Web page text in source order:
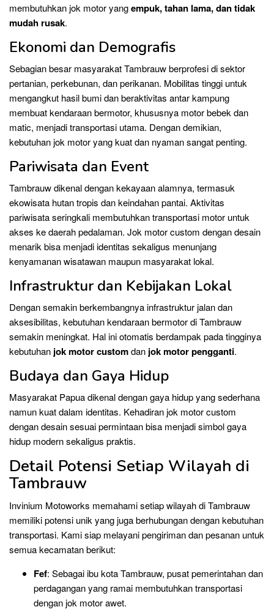
membutuhkan jok motor yangempuk, tahan lama, dan tidak
mudah rusak.
Ekonomi dan Demografis
Sebagian besar masyarakat Tambrauw berprofesi di sektor
pertanian, perkebunan, dan perikanan. Mobilitas tinggi untuk
mengangkut hasil bumi dan beraktivitas antar kampung
membuat kendaraan bermotor, khususnya motor bebek dan
matic, menjadi transportasi utama. Dengan demikian,
kebutuhan jok motor yang kuat dan nyaman sangat penting.
Pariwisata dan Event
Tambrauw dikenal dengan kekayaan alamnya, termasuk
ekowisata hutan tropis dan keindahan pantai. Aktivitas
pariwisata seringkali membutuhkan transportasi motor untuk
akses ke daerah pedalaman. Jok motor custom dengan desain
menarik bisa menjadi identitas sekaligus menunjang
kenyamanan wisatawan maupun masyarakat lokal.
Infrastruktur dan Kebijakan Lokal
Dengan semakin berkembangnya infrastruktur jalan dan
aksesibilitas, kebutuhan kendaraan bermotor di Tambrauw
semakin meningkat. Hal ini otomatis berdampak pada tingginya
kebutuhan jok motor customdan jok motor pengganti.
Budaya dan Gaya Hidup
Masyarakat Papua dikenal dengan gaya hidup yang sederhana
namun kuat dalam identitas. Kehadiran jok motor custom
dengan desain sesuai permintaan bisa menjadi simbol gaya
hidup modern sekaligus praktis.
Detail Potensi Setiap Wilayah di
Tambrauw
Invinium Motoworks memahami setiap wilayah di Tambrauw
memiliki potensi unik yang juga berhubungan dengan kebutuhan
transportasi. Kami siap melayani pengiriman dan pesanan untuk
semua kecamatan berikut:
Fef: Sebagai ibu kota Tambrauw, pusat pemerintahan dan
perdagangan yang ramai membutuhkan transportasi
dengan jok motor awet.